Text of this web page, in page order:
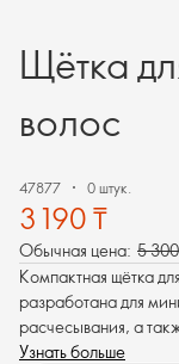
Щётка
волос
47877 0 штук.
3 190 ₸
Обычная цена: 5
Компактная щётка
разработана для
расчесывания, а
здоровых волос.
Узнать больше